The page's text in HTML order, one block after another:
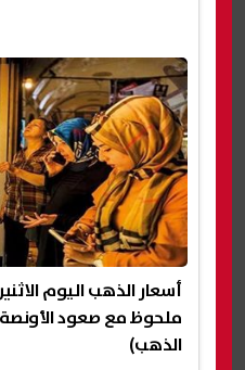
ملحوظ مع صعود الأونصة
الذهب)